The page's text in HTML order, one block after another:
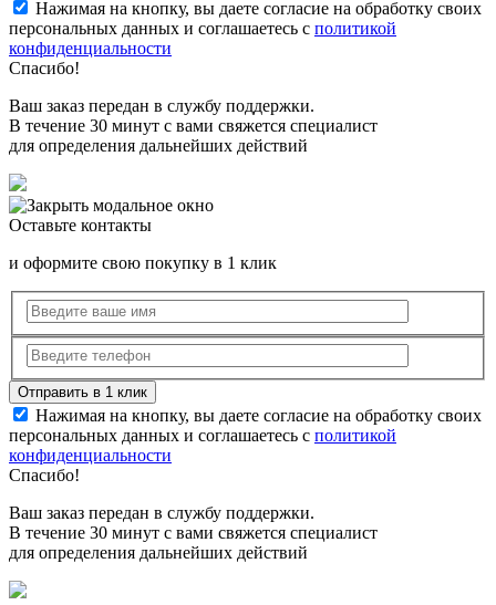
Нажимая на кнопку, вы даете согласие на обработку своих
персональных данных и соглашаетесь с политикой
конфиденциальности
Спасибо!
Ваш заказ передан в службу поддержки.
В течение 30 минут с вами свяжется специалист
для определения дальнейших действий
Оставьте контакты
и оформите свою покупку в 1 клик
Нажимая на кнопку, вы даете согласие на обработку своих
персональных данных и соглашаетесь с политикой
конфиденциальности
Спасибо!
Ваш заказ передан в службу поддержки.
В течение 30 минут с вами свяжется специалист
для определения дальнейших действий